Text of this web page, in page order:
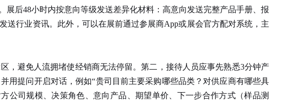
后48小时内按意向等级发送差异化材料：高意向发送完整产品手册、报
行业资讯。此外，可以在展前通过参展商App或展会官方配对系统，主
区，避免人流拥堵使经销商无法停留。第二，接待人员应事先熟悉3分钟产
用提问开启对话，例如“贵司目前主要采购哪些品类？对供应商有哪些具
公司规模、决策角色、意向产品、期望单价、下一步合作方式（样品测